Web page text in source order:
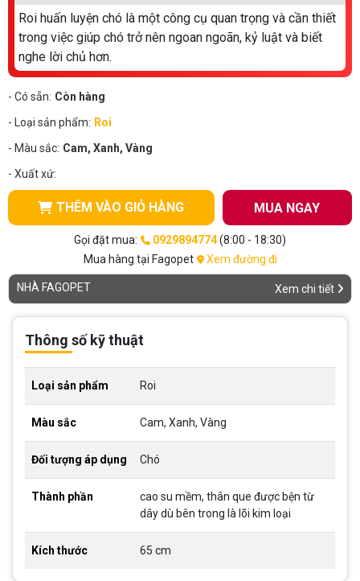
Chính sách bảo hành Chính sách bảo mật
TỔNG ĐÀI TƯ VẤN
Roi huấn luyện chó là một công cụ quan trọng và cần thiết
trong việc giúp chó trở nên ngoan ngoãn, kỷ luật và biết
nghe lời chủ hơn.
- Có sẵn: Còn hàng
- Loại sản phẩm: Roi
- Màu sắc: Cam, Xanh, Vàng
- Xuất xứ:
THÊM VÀO GIỎ HÀNG MUA NGAY
Gọi đặt mua: 0929894774(8:00 - 18:30)
Mua hàng tại Fagopet
Xem đường đi
NHÀ FAGOPET Xem chi tiết
Thông số kỹ thuật
Loại sản phẩm Roi
Màu sắc Cam, Xanh, Vàng
Đối tượng áp dụng Chó
Thành phần
cao su mềm, thân que được bện từ
dây dù bên trong là lõi kim loại
Kích thước 65 cm